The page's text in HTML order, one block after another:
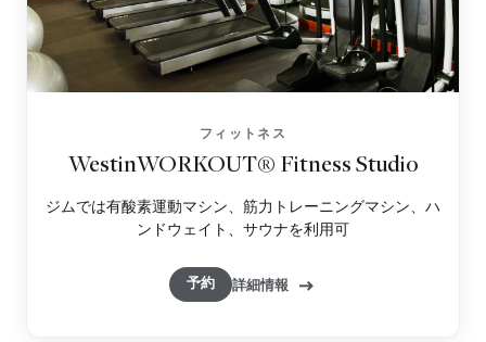
フィットネス
WestinWORKOUT® Fitness Studio
ジムでは有酸素運動マシン、筋力トレーニングマシン、ハ
ンドウェイト、サウナを利用可
予約 詳細情報